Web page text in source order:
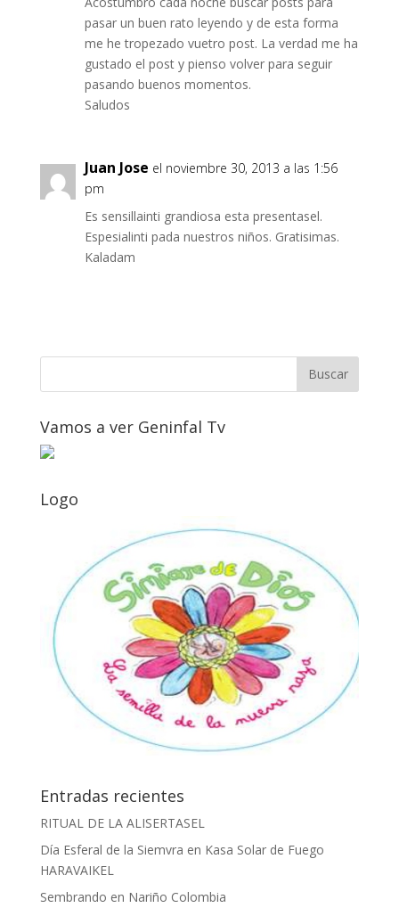
pasar un buen rato leyendo y de esta forma
me he tropezado vuetro post. La verdad me ha
gustado el post y pienso volver para seguir
pasando buenos momentos.
Saludos
Juan Jose el noviembre 30, 2013 a las 1:56
pm
Es sensillainti grandiosa esta presentasel.
Espesialinti pada nuestros niños. Gratisimas.
Kaladam
Vamos a ver Geninfal Tv
Logo
Entradas recientes
RITUAL DE LA ALISERTASEL
Día Esferal de la Siemvra en Kasa Solar de Fuego
HARAVAIKEL
Sembrando en Nariño Colombia